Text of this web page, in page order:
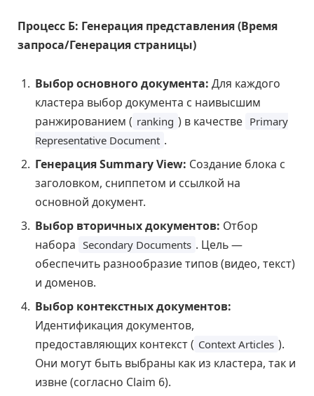
Процесс Б: Генерация представления (Время
запроса/Генерация страницы)
Выбор основного документа: Для каждого
кластера выбор документа с наивысшим
ранжированием ( ranking ) в качестве Primary
Representative Document .
Генерация Summary View: Создание блока с
заголовком, сниппетом и ссылкой на
основной документ.
Выбор вторичных документов: Отбор
набора Secondary Documents . Цель —
обеспечить разнообразие типов (видео, текст)
и доменов.
Выбор контекстных документов:
Идентификация документов,
предоставляющих контекст ( Context Articles ).
Они могут быть выбраны как из кластера, так и
извне (согласно Claim 6).